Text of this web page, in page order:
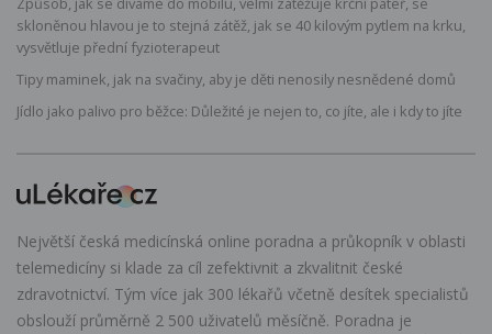
skloněnou hlavou je to stejná zátěž, jak se 40 kilovým pytlem na krku,
vysvětluje přední fyzioterapeut
Tipy maminek, jak na svačiny, aby je děti nenosily nesnědené domů
Jídlo jako palivo pro běžce: Důležité je nejen to, co jíte, ale i kdy to jíte
Největší česká medicínská online poradna a průkopník v oblasti
telemedicíny si klade za cíl zefektivnit a zkvalitnit české
zdravotnictví. Tým více jak 300 lékařů včetně desítek specialistů
obslouží průměrně 2 500 uživatelů měsíčně. Poradna je